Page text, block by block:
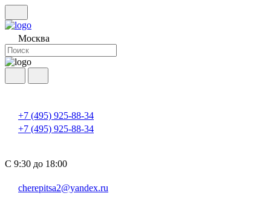
Москва
+7 (495) 925-88-34
+7 (495) 925-88-34
С 9:30 до 18:00
cherepitsa2@yandex.ru